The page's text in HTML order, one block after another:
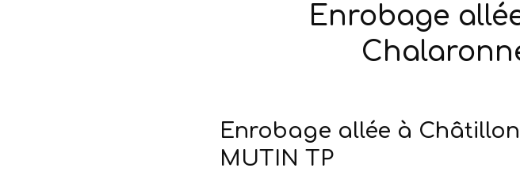
Enrobage
Enrobage allée à
MUTIN TP